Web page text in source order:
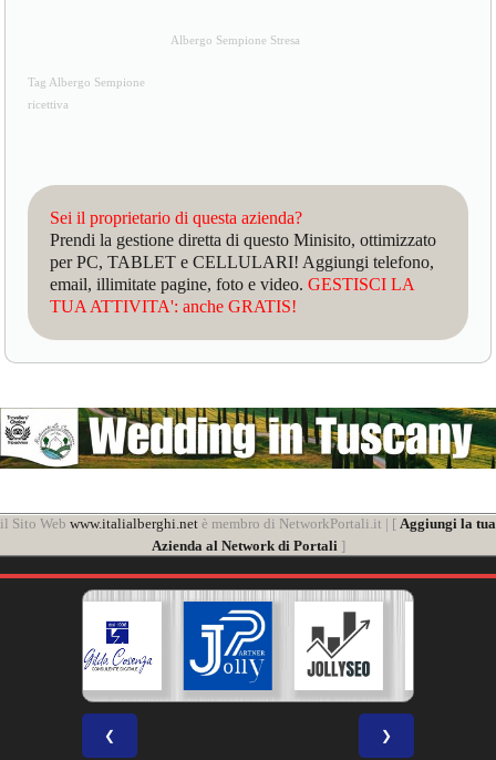
Albergo Sempione Stresa
Tag Albergo Sempione
ricettiva
Sei il proprietario di questa azienda?
Prendi la gestione diretta di questo Minisito, ottimizzato
per PC, TABLET e CELLULARI! Aggiungi telefono,
email, illimitate pagine, foto e video.GESTISCI LA
TUA ATTIVITA': anche GRATIS!
il Sito Web www.italialberghi.net è membro di NetworkPortali.it | [ Aggiungi la tua
Azienda al Network di Portali]
❮ ❯